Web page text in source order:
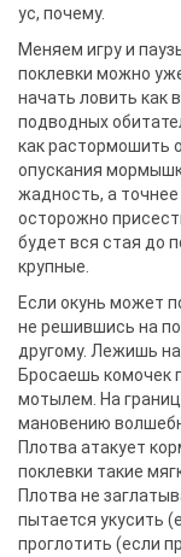
ус, почему.
Меняем игру и
поклевки можно
начать ловить как
подводных
как растормошить
опускания
жадность, а
осторожно
будет вся стая до
крупные.
Если окунь может
не решившись на
другому. Лежишь на
Бросаешь комочек
мотылем. На
мановению
Плотва атакует
поклевки такие
Плотва не
пытается укусить
проглотить (если